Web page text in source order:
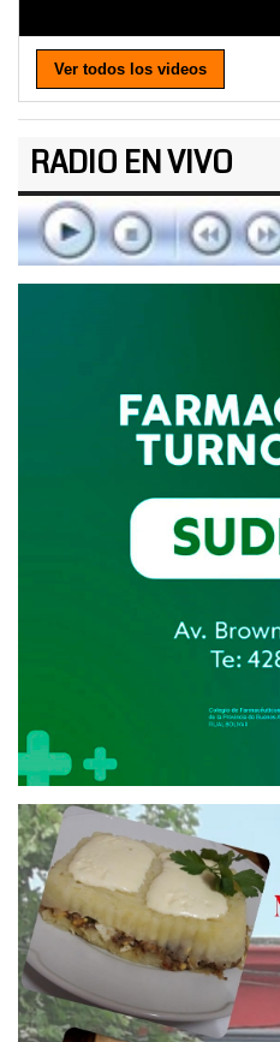
Ver todos los videos
RADIO EN VIVO